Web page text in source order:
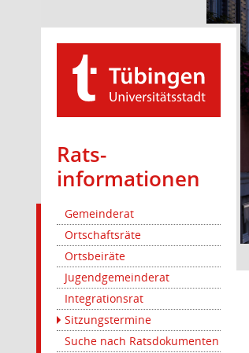
Rats­
informationen
Gemeinderat
Ortschaftsräte
Ortsbeiräte
Jugendgemeinderat
Integrationsrat
Sitzungstermine
Suche nach Ratsdokumenten